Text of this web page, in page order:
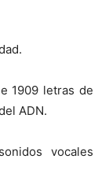
1909 letras de
ADN.
vocales